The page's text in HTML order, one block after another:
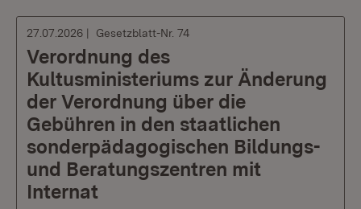
27.07.2026 Gesetzblatt-Nr. 74
Verordnung des
Kultusministeriums zur Änderung
der Verordnung über die
Gebühren in den staatlichen
sonderpädagogischen Bildungs-
und Beratungszentren mit
Internat